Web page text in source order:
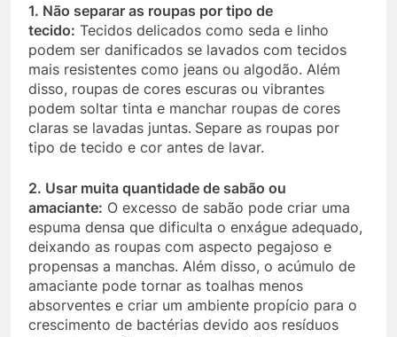
1. Não separar as roupas por tipo de
tecido: Tecidos delicados como seda e linho
podem ser danificados se lavados com tecidos
mais resistentes como jeans ou algodão. Além
disso, roupas de cores escuras ou vibrantes
podem soltar tinta e manchar roupas de cores
claras se lavadas juntas. Separe as roupas por
tipo de tecido e cor antes de lavar.
2. Usar muita quantidade de sabão ou
amaciante: O excesso de sabão pode criar uma
espuma densa que dificulta o enxágue adequado,
deixando as roupas com aspecto pegajoso e
propensas a manchas. Além disso, o acúmulo de
amaciante pode tornar as toalhas menos
absorventes e criar um ambiente propício para o
crescimento de bactérias devido aos resíduos